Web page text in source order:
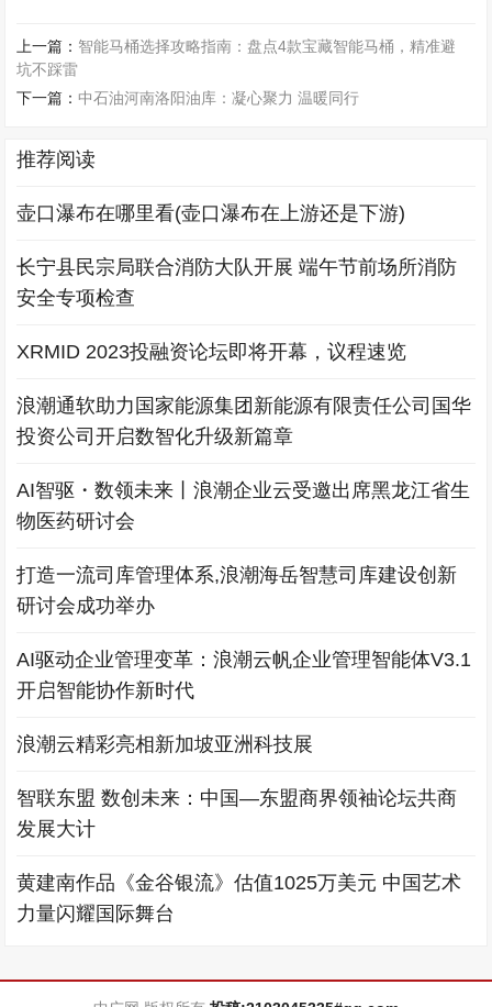
上一篇： 智能马桶选择攻略指南：盘点4款宝藏智能马桶，精准避
坑不踩雷
下一篇：中石油河南洛阳油库：凝心聚力 温暖同行
推荐阅读
壶口瀑布在哪里看(壶口瀑布在上游还是下游)
长宁县民宗局联合消防大队开展 端午节前场所消防
安全专项检查
XRMID 2023投融资论坛即将开幕，议程速览
浪潮通软助力国家能源集团新能源有限责任公司国华
投资公司开启数智化升级新篇章
AI智驱・数领未来丨浪潮企业云受邀出席黑龙江省生
物医药研讨会
打造一流司库管理体系,浪潮海岳智慧司库建设创新
研讨会成功举办
AI驱动企业管理变革：浪潮云帆企业管理智能体V3.1
开启智能协作新时代
浪潮云精彩亮相新加坡亚洲科技展
智联东盟 数创未来：中国—东盟商界领袖论坛共商
发展大计
黄建南作品《金谷银流》估值1025万美元 中国艺术
力量闪耀国际舞台